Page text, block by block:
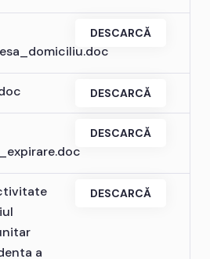
DESCARCĂ
DESCARCĂ
DESCARCĂ
a
DESCARCĂ